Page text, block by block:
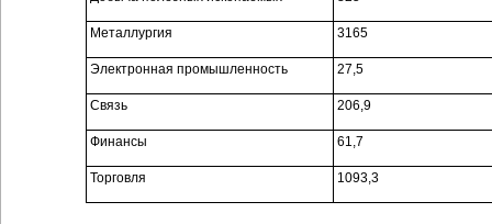
Металлургия 3165
Электронная промышленность 27,5
Связь 206,9
Финансы 61,7
Торговля 1093,3